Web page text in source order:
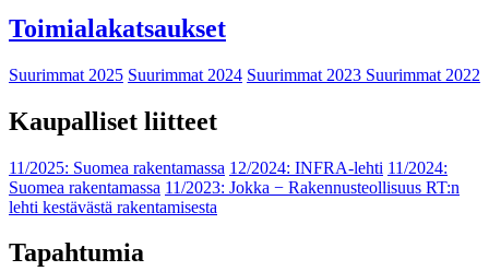
Toimialakatsaukset
Suurimmat 2025 Suurimmat 2024 Suurimmat 2023 Suurimmat 2022
Kaupalliset liitteet
11/2025: Suomea rakentamassa 12/2024: INFRA-lehti 11/2024:
Suomea rakentamassa 11/2023: Jokka − Rakennusteollisuus RT:n
lehti kestävästä rakentamisesta
Tapahtumia